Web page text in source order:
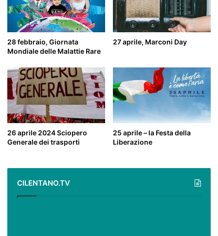
28 febbraio, Giornata
Mondiale delle Malattie Rare
27 aprile, Marconi Day
26 aprile 2024 Sciopero
Generale dei trasporti
25 aprile – la Festa della
Liberazione
CILENTANO.TV